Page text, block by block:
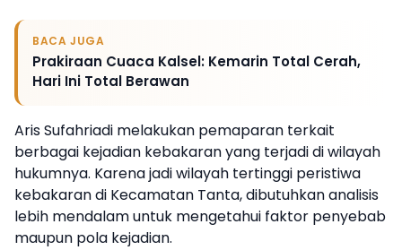
BACA JUGA
Prakiraan Cuaca Kalsel: Kemarin Total Cerah,
Hari Ini Total Berawan
Aris Sufahriadi melakukan pemaparan terkait
berbagai kejadian kebakaran yang terjadi di wilayah
hukumnya. Karena jadi wilayah tertinggi peristiwa
kebakaran di Kecamatan Tanta, dibutuhkan analisis
lebih mendalam untuk mengetahui faktor penyebab
maupun pola kejadian.